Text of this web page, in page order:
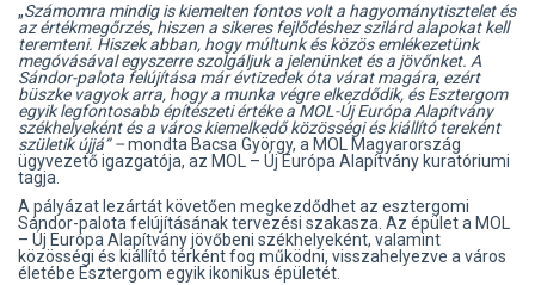
„Számomra mindig is kiemelten fontos volt a hagyománytisztelet és
az értékmegőrzés, hiszen a sikeres fejlődéshez szilárd alapokat kell
teremteni. Hiszek abban, hogy múltunk és közös emlékezetünk
megóvásával egyszerre szolgáljuk a jelenünket és a jövőnket. A
Sándor-palota felújítása már évtizedek óta várat magára, ezért
büszke vagyok arra, hogy a munka végre elkezdődik, és Esztergom
egyik legfontosabb építészeti értéke a MOL-Új Európa Alapítvány
székhelyeként és a város kiemelkedő közösségi és kiállító tereként
születik újjá” –mondta Bacsa György, a MOL Magyarország
ügyvezető igazgatója, az MOL – Új Európa Alapítvány kuratóriumi
tagja.
A pályázat lezártát követően megkezdődhet az esztergomi
Sándor-palota felújításának tervezési szakasza. Az épület a MOL
– Új Európa Alapítvány jövőbeni székhelyeként, valamint
közösségi és kiállító térként fog működni, visszahelyezve a város
életébe Esztergom egyik ikonikus épületét.